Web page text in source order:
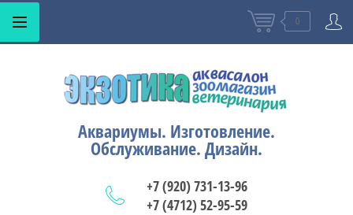
0
Аквариумы. Изготовление.
Обслуживание. Дизайн.
+7 (920) 731-13-96
+7 (4712) 52-95-59